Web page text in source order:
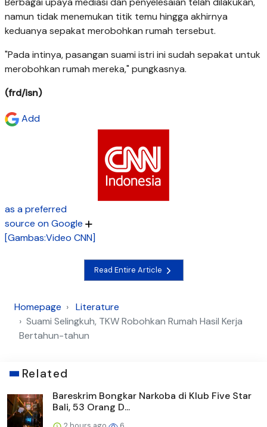
namun tidak menemukan titik temu hingga akhirnya
keduanya sepakat merobohkan rumah tersebut.
"Pada intinya, pasangan suami istri ini sudah sepakat untuk
merobohkan rumah mereka," pungkasnya.
(frd/isn)
Add
as a preferred
source on Google
[Gambas:Video CNN]
Read Entire Article
Homepage
Literature
Suami Selingkuh, TKW Robohkan Rumah Hasil Kerja
Bertahun-tahun
Related
Bareskrim Bongkar Narkoba di Klub Five Star
Bali, 53 Orang D...